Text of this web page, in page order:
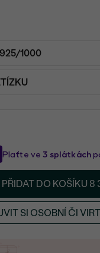
1000
PŘIDAT DO KOŠÍKU 8
SI OSOBNÍ ČI